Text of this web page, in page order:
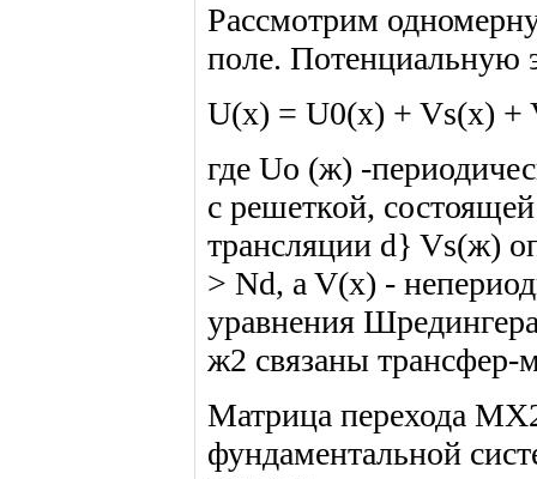
Рассмотрим
поле. Потенциальную
U(x) = U0(x) + Vs(x) +
где Uo (ж) -
с решеткой,
трансляции d} Vs(ж)
> Nd, a V(x) -
уравнения
ж2 связаны трансфер-
Матрица перехода
фундаментальной